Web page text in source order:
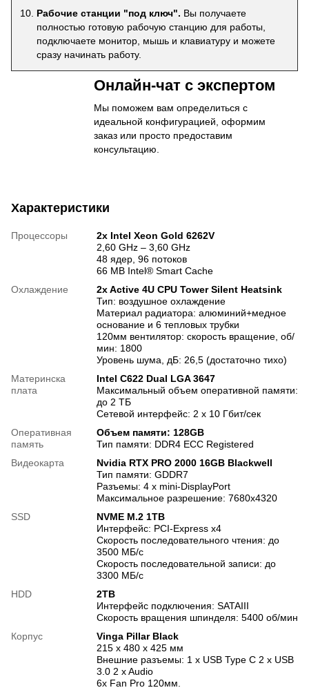
Рабочие станции "под ключ". Вы получаете
полностью готовую рабочую станцию для работы,
подключаете монитор, мышь и клавиатуру и можете
сразу начинать работу.
Онлайн-чат с экспертом
Мы поможем вам определиться с
идеальной конфигурацией, оформим
заказ или просто предоставим
консультацию.
Характеристики
Процессоры
2х Intel Xeon Gold 6262V
2,60 GHz – 3,60 GHz
48 ядер, 96 потоков
66 MB Intel® Smart Cache
Охлаждение
2x Active 4U CPU Tower Silent Heatsink
Тип: воздушное охлаждение
Материал радиатора: алюминий+медное
основание и 6 тепловых трубки
120мм вентилятор: скорость вращение, об/
мин: 1800
Уровень шума, дБ: 26,5 (достаточно тихо)
Материнска
плата
Intel C622 Dual LGA 3647
Максимальный объем оперативной памяти:
до 2 ТБ
Сетевой интерфейс: 2 x 10 Гбит/сек
Оперативная
память
Объем памяти: 128GB
Тип памяти: DDR4 ECC Registered
Видеокарта
Nvidia RTX PRO 2000 16GB Blackwell
Тип памяти: GDDR7
Разъемы: 4 x mini-DisplayPort
Максимальное разрешение: 7680x4320
SSD
NVME M.2 1TB
Интерфейс: PCI-Express x4
Скорость последовательного чтения: до
3500 МБ/с
Скорость последовательной записи: до
3300 МБ/с
HDD
2TB
Интерфейс подключения: SATAIII
Скорость вращения шпинделя: 5400 об/мин
Корпус
Vinga Pillar Black
215 x 480 x 425 мм
Внешние разъемы: 1 x USB Type C 2 x USB
3.0 2 x Audio
6х Fan Pro 120мм.